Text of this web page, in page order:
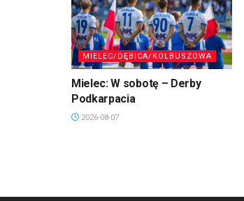
MIELEC/DĘBICA/KOLBUSZOWA
Mielec: W sobotę – Derby
Podkarpacia
2026-08-07